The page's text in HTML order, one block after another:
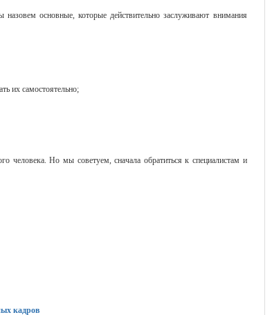
основные, которые действительно заслуживают внимания
их самостоятельно;
человека. Но мы советуем, сначала обратиться к специалистам и
кадров